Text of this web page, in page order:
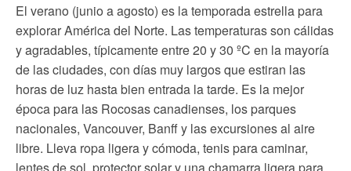
El verano (junio a agosto) es la temporada estrella para
explorar América del Norte. Las temperaturas son cálidas
y agradables, típicamente entre 20 y 30 ºC en la mayoría
de las ciudades, con días muy largos que estiran las
horas de luz hasta bien entrada la tarde. Es la mejor
época para las Rocosas canadienses, los parques
nacionales, Vancouver, Banff y las excursiones al aire
libre. Lleva ropa ligera y cómoda, tenis para caminar,
lentes de sol, protector solar y una chamarra ligera para